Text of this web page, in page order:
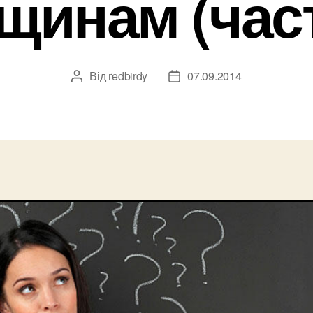
Автор
Від redbirdy
Дата07.09.2014